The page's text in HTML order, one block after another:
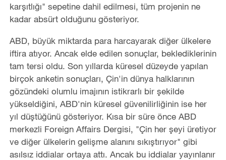
karşıtlığı" sepetine dahil edilmesi, tüm projenin ne
kadar absürt olduğunu gösteriyor.
ABD, büyük miktarda para harcayarak diğer ülkelere
iftira atıyor. Ancak elde edilen sonuçlar, beklediklerinin
tam tersi oldu. Son yıllarda küresel düzeyde yapılan
birçok anketin sonuçları, Çin'in dünya halklarının
gözündeki olumlu imajının istikrarlı bir şekilde
yükseldiğini, ABD'nin küresel güvenilirliğinin ise her
yıl düştüğünü gösteriyor. Kısa bir süre önce ABD
merkezli Foreign Affairs Dergisi, "Çin her şeyi üretiyor
ve diğer ülkelerin gelişme alanını sıkıştırıyor" gibi
asılsız iddialar ortaya attı. Ancak bu iddialar yayınlanır